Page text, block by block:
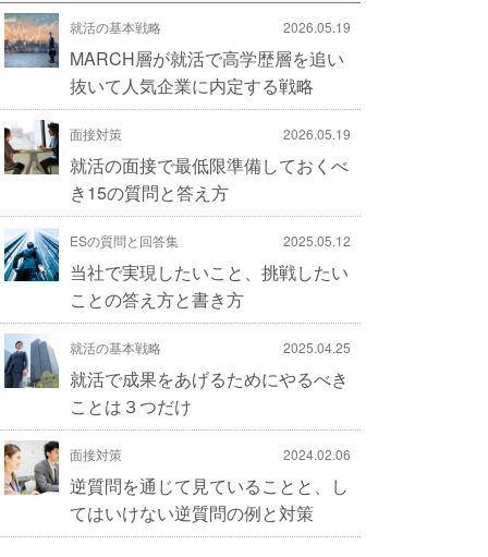
就活の基本戦略 2026.05.19
MARCH層が就活で高学歴層を追い
抜いて人気企業に内定する戦略
面接対策 2026.05.19
就活の面接で最低限準備しておくべ
き15の質問と答え方
ESの質問と回答集 2025.05.12
当社で実現したいこと、挑戦したい
ことの答え方と書き方
就活の基本戦略 2025.04.25
就活で成果をあげるためにやるべき
ことは３つだけ
面接対策 2024.02.06
逆質問を通じて見ていることと、し
てはいけない逆質問の例と対策